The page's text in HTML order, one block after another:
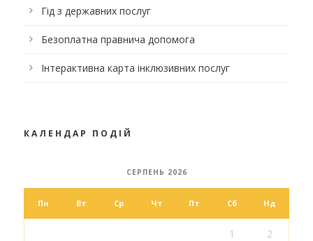
Гід з державних послуг
Безоплатна правнича допомога
Інтерактивна карта інклюзивних послуг
КАЛЕНДАР ПОДІЙ
СЕРПЕНЬ 2026
Пн Вт Ср Чт Пт Сб Нд
1 2